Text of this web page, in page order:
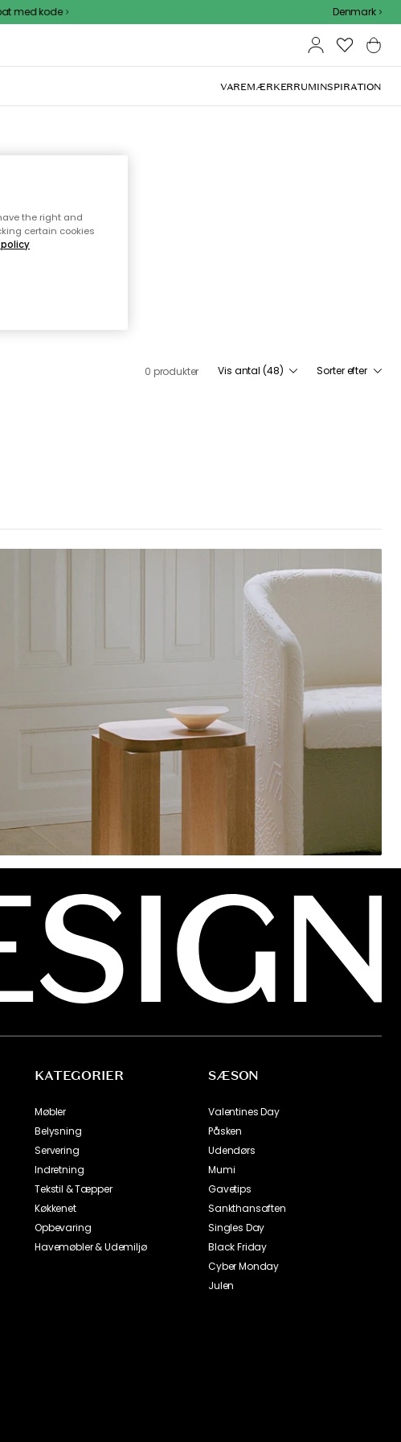
kode Denmark
VAREMÆRKERRUMINSPIRATION
Ringe,
0 produkter Vis antal (48) Sorter efter
KATEGORIER
Møbler
Belysning
Servering
Indretning
Tekstil & Tæpper
Køkkenet
Opbevaring
Havemøbler & Udemiljø
SÆSON
Valentines Day
Påsken
Udendørs
Mumi
Gavetips
Sankthansaften
Singles Day
Black Friday
Cyber Monday
Julen
the right and
certain cookies